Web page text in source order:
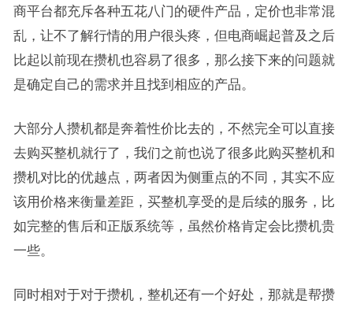
商平台都充斥各种五花八门的硬件产品，定价也非常混
乱，让不了解行情的用户很头疼，但电商崛起普及之后
比起以前现在攒机也容易了很多，那么接下来的问题就
是确定自己的需求并且找到相应的产品。
大部分人攒机都是奔着性价比去的，不然完全可以直接
去购买整机就行了，我们之前也说了很多此购买整机和
攒机对比的优越点，两者因为侧重点的不同，其实不应
该用价格来衡量差距，买整机享受的是后续的服务，比
如完整的售后和正版系统等，虽然价格肯定会比攒机贵
一些。
同时相对于对于攒机，整机还有一个好处，那就是帮攒